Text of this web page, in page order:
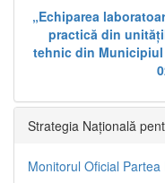
„Echiparea
practică din
tehnic din Municipiul
Strategia Națională
Monitorul Oficial